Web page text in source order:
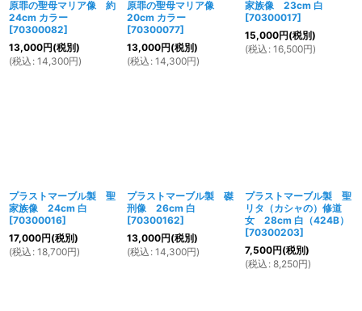
原罪の聖母マリア像 約
24cm カラー
[70300082]
13,000円(税別)
(税込 : 14,300円)
原罪の聖母マリア像
20cm カラー
[70300077]
13,000円(税別)
(税込 : 14,300円)
家族像 23cm 白
[70300017]
15,000円(税別)
(税込 : 16,500円)
プラストマーブル製 聖
家族像 24cm 白
[70300016]
17,000円(税別)
(税込 : 18,700円)
プラストマーブル製 磔
刑像 26cm 白
[70300162]
13,000円(税別)
(税込 : 14,300円)
プラストマーブル製 聖
リタ（カシャの）修道
女 28cm 白（424B）
[70300203]
7,500円(税別)
(税込 : 8,250円)